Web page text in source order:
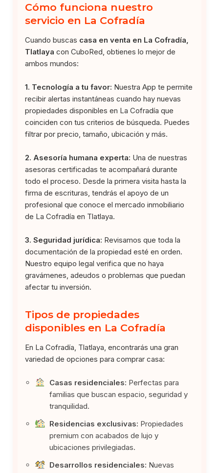
Cómo funciona nuestro
servicio en La Cofradía
Cuando buscas casa en venta en La Cofradía,
Tlatlaya con CuboRed, obtienes lo mejor de
ambos mundos:
1. Tecnología a tu favor: Nuestra App te permite
recibir alertas instantáneas cuando hay nuevas
propiedades disponibles en La Cofradía que
coinciden con tus criterios de búsqueda. Puedes
filtrar por precio, tamaño, ubicación y más.
2. Asesoría humana experta: Una de nuestras
asesoras certificadas te acompañará durante
todo el proceso. Desde la primera visita hasta la
firma de escrituras, tendrás el apoyo de un
profesional que conoce el mercado inmobiliario
de La Cofradía en Tlatlaya.
3. Seguridad jurídica: Revisamos que toda la
documentación de la propiedad esté en orden.
Nuestro equipo legal verifica que no haya
gravámenes, adeudos o problemas que puedan
afectar tu inversión.
Tipos de propiedades
disponibles en La Cofradía
En La Cofradía, Tlatlaya, encontrarás una gran
variedad de opciones para comprar casa:
Casas residenciales: Perfectas para
familias que buscan espacio, seguridad y
tranquilidad.
Residencias exclusivas: Propiedades
premium con acabados de lujo y
ubicaciones privilegiadas.
Desarrollos residenciales: Nuevas